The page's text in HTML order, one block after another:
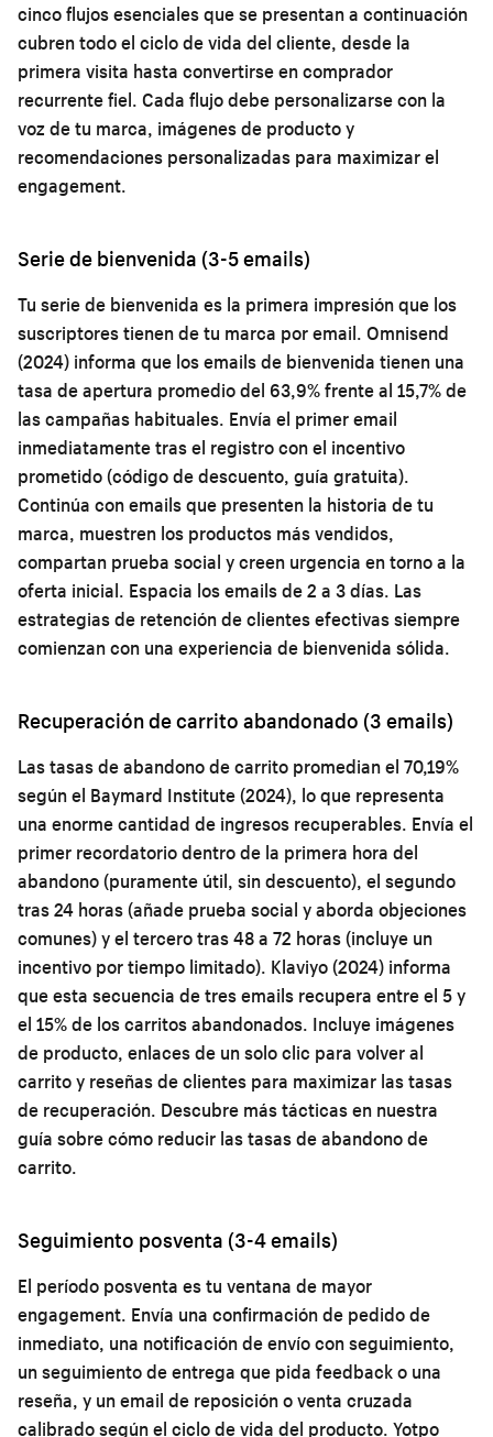
cinco flujos esenciales que se presentan a continuación
cubren todo el ciclo de vida del cliente, desde la
primera visita hasta convertirse en comprador
recurrente fiel. Cada flujo debe personalizarse con la
voz de tu marca, imágenes de producto y
recomendaciones personalizadas para maximizar el
engagement.
Serie de bienvenida (3-5 emails)
Tu serie de bienvenida es la primera impresión que los
suscriptores tienen de tu marca por email. Omnisend
(2024) informa que los emails de bienvenida tienen una
tasa de apertura promedio del 63,9% frente al 15,7% de
las campañas habituales. Envía el primer email
inmediatamente tras el registro con el incentivo
prometido (código de descuento, guía gratuita).
Continúa con emails que presenten la historia de tu
marca, muestren los productos más vendidos,
compartan prueba social y creen urgencia en torno a la
oferta inicial. Espacia los emails de 2 a 3 días. Las
estrategias de retención de clientesefectivas siempre
comienzan con una experiencia de bienvenida sólida.
Recuperación de carrito abandonado (3 emails)
Las tasas de abandono de carrito promedian el 70,19%
según el Baymard Institute (2024), lo que representa
una enorme cantidad de ingresos recuperables. Envía el
primer recordatorio dentro de la primera hora del
abandono (puramente útil, sin descuento), el segundo
tras 24 horas (añade prueba social y aborda objeciones
comunes) y el tercero tras 48 a 72 horas (incluye un
incentivo por tiempo limitado). Klaviyo (2024) informa
que esta secuencia de tres emails recupera entre el 5 y
el 15% de los carritos abandonados. Incluye imágenes
de producto, enlaces de un solo clic para volver al
carrito y reseñas de clientes para maximizar las tasas
de recuperación. Descubre más tácticas en nuestra
guía sobrecómo reducir las tasas de abandono de
carrito.
Seguimiento posventa (3-4 emails)
El período posventa es tu ventana de mayor
engagement. Envía una confirmación de pedido de
inmediato, una notificación de envío con seguimiento,
un seguimiento de entrega que pida feedback o una
reseña, y un email de reposición o venta cruzada
calibrado según el ciclo de vida del producto. Yotpo